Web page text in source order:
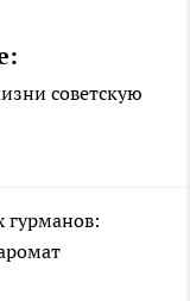
советскую
гурманов: